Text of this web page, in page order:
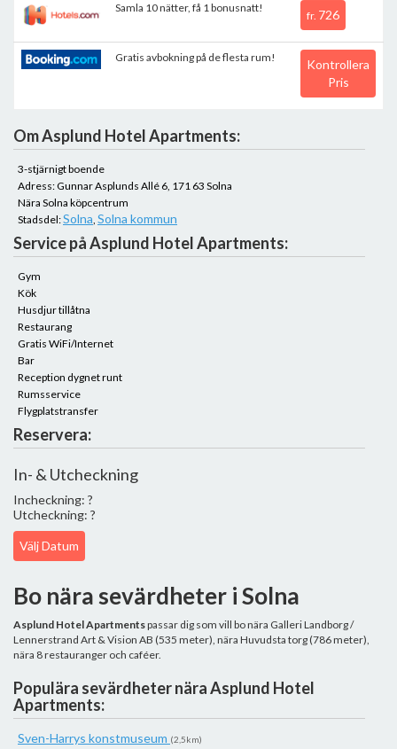
Samla 10 nätter, få 1 bonusnatt!
fr. 726
Gratis avbokning på de flesta rum!
Kontrollera
Pris
Om Asplund Hotel Apartments:
3-stjärnigt boende
Adress: Gunnar Asplunds Allé 6, 171 63 Solna
Nära Solna köpcentrum
Stadsdel:Solna, Solna kommun
Service på Asplund Hotel Apartments:
Gym
Kök
Husdjur tillåtna
Restaurang
Gratis WiFi/Internet
Bar
Reception dygnet runt
Rumsservice
Flygplatstransfer
Reservera:
In- & Utcheckning
Incheckning: ?
Utcheckning: ?
Välj Datum
Bo nära sevärdheter i Solna
Asplund Hotel Apartmentspassar dig som vill bo nära Galleri Landborg /
Lennerstrand Art & Vision AB (535 meter), nära Huvudsta torg (786 meter),
nära 8 restauranger och caféer.
Populära sevärdheter nära Asplund Hotel
Apartments:
Sven-Harrys konstmuseum (2,5km)